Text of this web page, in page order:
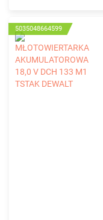
5035048664599